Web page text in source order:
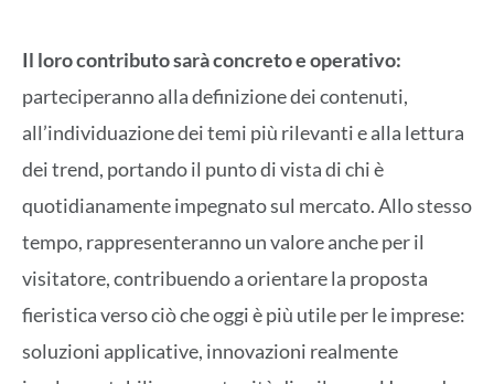
Il loro contributo sarà concreto e operativo:
parteciperanno alla definizione dei contenuti,
all’individuazione dei temi più rilevanti e alla lettura
dei trend, portando il punto di vista di chi è
quotidianamente impegnato sul mercato. Allo stesso
tempo, rappresenteranno un valore anche per il
visitatore, contribuendo a orientare la proposta
fieristica verso ciò che oggi è più utile per le imprese:
soluzioni applicative, innovazioni realmente